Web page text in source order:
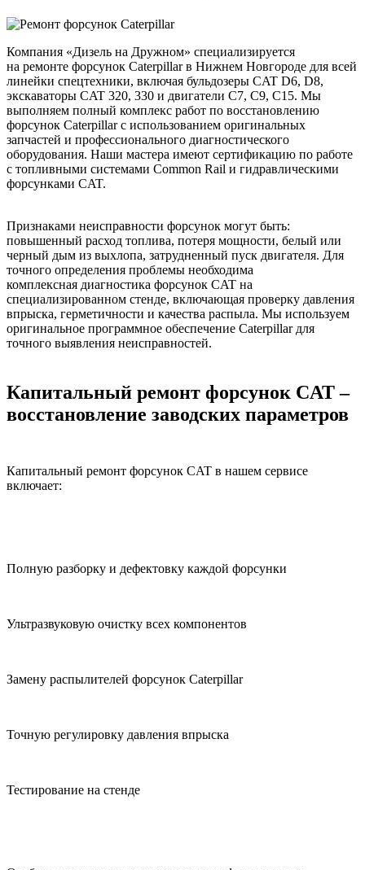
Компания «Дизель на Дружном» специализируется
на ремонте форсунок Caterpillar в Нижнем Новгороде для всей
линейки спецтехники, включая бульдозеры CAT D6, D8,
экскаваторы CAT 320, 330 и двигатели C7, C9, C15. Мы
выполняем полный комплекс работ по восстановлению
форсунок Caterpillar с использованием оригинальных
запчастей и профессионального диагностического
оборудования. Наши мастера имеют сертификацию по работе
с топливными системами Common Rail и гидравлическими
форсунками CAT.
Признаками неисправности форсунок могут быть:
повышенный расход топлива, потеря мощности, белый или
черный дым из выхлопа, затрудненный пуск двигателя. Для
точного определения проблемы необходима
комплексная диагностика форсунок CAT на
специализированном стенде, включающая проверку давления
впрыска, герметичности и качества распыла. Мы используем
оригинальное программное обеспечение Caterpillar для
точного выявления неисправностей.
Капитальный ремонт форсунок CAT –
восстановление заводских параметров
Капитальный ремонт форсунок CAT в нашем сервисе
включает:
Полную разборку и дефектовку каждой форсунки
Ультразвуковую очистку всех компонентов
Замену распылителей форсунок Caterpillar
Точную регулировку давления впрыска
Тестирование на стенде